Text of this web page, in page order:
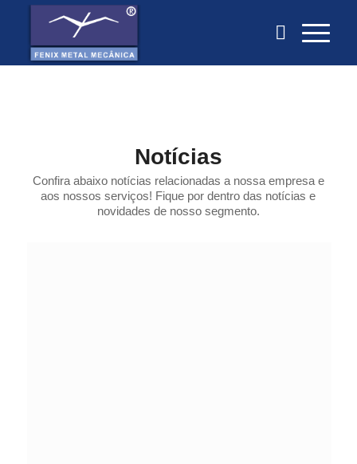
Notícias
Confira abaixo notícias relacionadas a nossa empresa e
aos nossos serviços! Fique por dentro das notícias e
novidades de nosso segmento.